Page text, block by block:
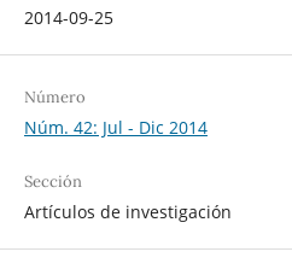
2014-09-25
Número
Núm. 42: Jul - Dic 2014
Sección
Artículos de investigación